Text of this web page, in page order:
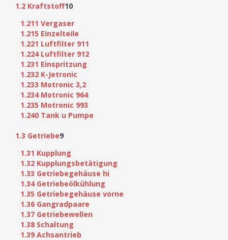
1.2 Kraftstoff10
1.211 Vergaser
1.215 Einzelteile
1.221 Luftfilter 911
1.224 Luftfilter 912
1.231 Einspritzung
1.232 K-Jetronic
1.233 Motronic 3,2
1.234 Motronic 964
1.235 Motronic 993
1.240 Tank u Pumpe
1.3 Getriebe9
1.31 Kupplung
1.32 Kupplungsbetätigung
1.33 Getriebegehäuse hi
1.34 Getriebeölkühlung
1.35 Getriebegehäuse vorne
1.36 Gangradpaare
1.37 Getriebewellen
1.38 Schaltung
1.39 Achsantrieb